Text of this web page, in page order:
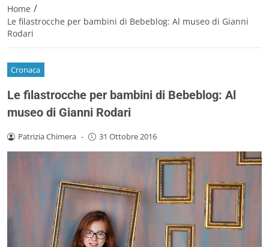
Home /
Le filastrocche per bambini di Bebeblog: Al museo di Gianni
Rodari
Cronaca
Le filastrocche per bambini di Bebeblog: Al
museo di Gianni Rodari
Patrizia Chimera - 31 Ottobre 2016